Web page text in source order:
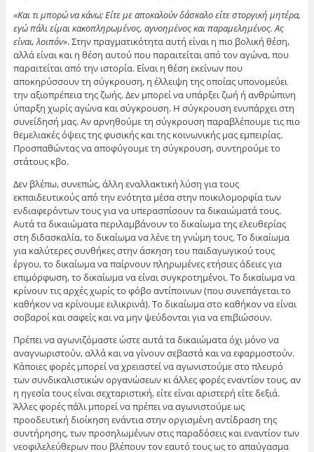
«Και τι μπορώ να κάνω; Είτε με αποκαλούν δάσκαλο είτε στοργική μητέρα,
εγώ πάλι είμαι κακοπληρωμένος, αγνοημένος και παραμελημένος. Ας
είναι, λοιπόν». Στην πραγματικότητα αυτή είναι η πιο βολική θέση,
αλλά είναι και η θέση αυτού που παραιτείται από τον αγώνα, που
παραιτείται από την ιστορία. Είναι η θέση εκείνων που
αποκηρύσσουν τη σύγκρουση, η έλλειψη της οποίας υπονομεύει
την αξιοπρέπεια της ζωής. Δεν μπορεί να υπάρξει ζωή ή ανθρώπινη
ύπαρξη χωρίς αγώνα και σύγκρουση. Η σύγκρουση ενυπάρχει στη
συνείδησή μας. Αν αρνηθούμε τη σύγκρουση παραβλέπουμε τις πιο
θεμελιακές όψεις της φυσικής και της κοινωνικής μας εμπειρίας.
Προσπαθώντας να αποφύγουμε τη σύγκρουση, συντηρούμε το
στάτους κβο.
Δεν βλέπω, συνεπώς, άλλη εναλλακτική λύση για τους
εκπαιδευτικούς από την ενότητα μέσα στην ποικιλομορφία των
ενδιαφερόντων τους για να υπερασπίσουν τα δικαιώματά τους.
Αυτά τα δικαιώματα περιλαμβάνουν το δικαίωμα της ελευθερίας
στη διδασκαλία, το δικαίωμα να λένε τη γνώμη τους. Το δικαίωμα
για καλύτερες συνθήκες στην άσκηση του παιδαγωγικού τους
έργου, το δικαίωμα να παίρνουν πληρωμένες ετήσιες άδειες για
επιμόρφωση, το δικαίωμα να είναι συγκροτημένοι. Το δικαίωμα να
κρίνουν τις αρχές χωρίς το φόβο αντίποινων (που συνεπάγεται το
καθήκον να κρίνουμε ειλικρινά). Το δικαίωμα στο καθήκον να είναι
σοβαροί και σαφείς και να μην ψεύδονται για να επιβιώσουν.
Πρέπει να αγωνιζόμαστε ώστε αυτά τα δικαιώματα όχι μόνο να
αναγνωριστούν, αλλά και να γίνουν σεβαστά και να εφαρμοστούν.
Κάποιες φορές μπορεί να χρειαστεί να αγωνιστούμε στο πλευρό
των συνδικαλιστικών οργανώσεων κι άλλες φορές εναντίον τους, αν
η ηγεσία τους είναι σεχταριστική, είτε είναι αριστερή είτε δεξιά.
Άλλες φορές πάλι μπορεί να πρέπει να αγωνιστούμε ως
προοδευτική διοίκηση ενάντια στην οργισμένη αντίδραση της
συντήρησης, των προσηλωμένων στις παραδόσεις και εναντίον των
νεοφιλελεύθερων που βλέπουν τον εαυτό τους ως το απαύγασμα